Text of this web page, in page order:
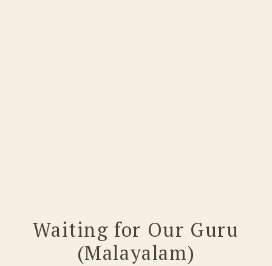
Waiting for Our Guru
(Malayalam)